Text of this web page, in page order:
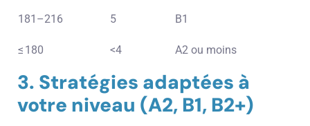
181–216 5 B1
≤ 180 <4 A2 ou moins
3. Stratégies adaptées à
votre niveau (A2, B1, B2+)